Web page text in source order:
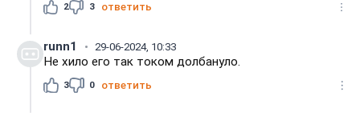
2 3 ответить
runn1 29-06-2024, 10:33
Не хило его так током долбануло.
3 0 ответить